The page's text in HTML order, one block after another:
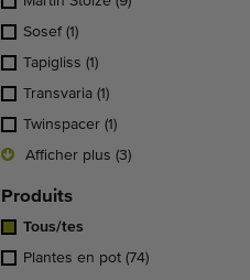
Sosef (1)
Tapigliss (1)
Transvaria (1)
Twinspacer (1)
Afficher plus (3)
Produits
Tous/tes
Plantes en pot (74)